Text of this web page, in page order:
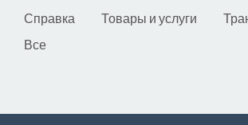
Справка
Товары и услуги
Все